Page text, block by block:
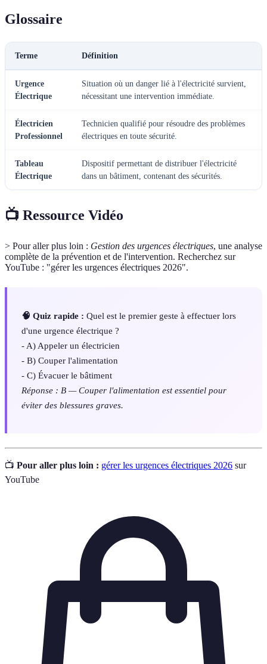
Glossaire
Terme Définition
Urgence
Électrique
Situation où un danger lié à l'électricité survient,
nécessitant une intervention immédiate.
Électricien
Professionnel
Technicien qualifié pour résoudre des problèmes
électriques en toute sécurité.
Tableau
Électrique
Dispositif permettant de distribuer l'électricité
dans un bâtiment, contenant des sécurités.
📺 Ressource Vidéo
> Pour aller plus loin : Gestion des urgences électriques, une analyse
complète de la prévention et de l'intervention. Recherchez sur
YouTube : "gérer les urgences électriques 2026".
🧠 Quiz rapide : Quel est le premier geste à effectuer lors
d'une urgence électrique ?
- A) Appeler un électricien
- B) Couper l'alimentation
- C) Évacuer le bâtiment
Réponse : B — Couper l'alimentation est essentiel pour
éviter des blessures graves.
📺 Pour aller plus loin : gérer les urgences électriques 2026 sur
YouTube